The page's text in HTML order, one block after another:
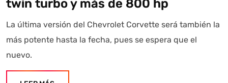
twin turbo y más de 800 hp
La última versión del Chevrolet Corvette será también la
más potente hasta la fecha, pues se espera que el
nuevo.